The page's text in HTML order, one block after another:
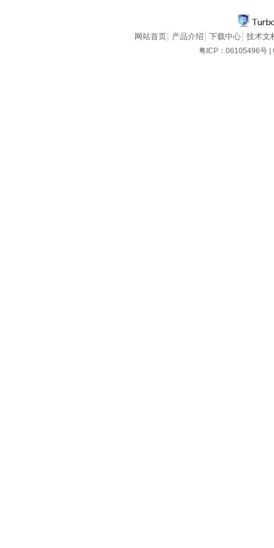
网站首页 产品介绍 下载中心 技术文
粤ICP：06105496号 |